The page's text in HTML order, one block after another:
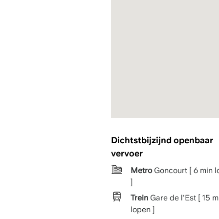
Dichtstbijzijnd openbaar
vervoer
MetroGoncourt [ 6 min
]
TreinGare de l'Est [ 15
lopen ]